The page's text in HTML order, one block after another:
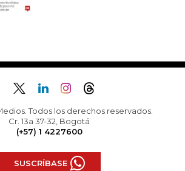
Todos los derechos reservados.
Cr. 13a 37-32, Bogotá
(+57) 1 4227600
SUSCRÍBASE